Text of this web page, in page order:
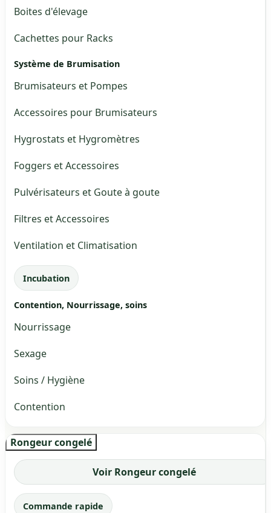
Boites d'élevage
Cachettes pour Racks
Système de Brumisation
Brumisateurs et Pompes
Accessoires pour Brumisateurs
Hygrostats et Hygromètres
Foggers et Accessoires
Pulvérisateurs et Goute à goute
Filtres et Accessoires
Ventilation et Climatisation
Incubation
Contention, Nourrissage, soins
Nourrissage
Sexage
Soins / Hygiène
Contention
Rongeur congelé
Voir Rongeur congelé
Commande rapide